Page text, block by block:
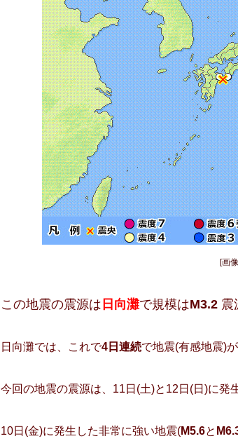
[画
この地震の震源は 日向灘で規模はM3.2 震
日向灘では、これで4日連続で地震(有感地震)
今回の地震の震源は、11日(土)と12日(日)に発
10日(金)に発生した非常に強い地震(M5.6と